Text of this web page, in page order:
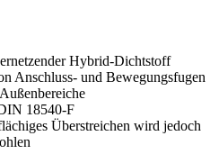
Hybrid-Dichtstoff
Anschluss- und Bewegungsfugen
18540‑F
Überstreichen wird jedoch